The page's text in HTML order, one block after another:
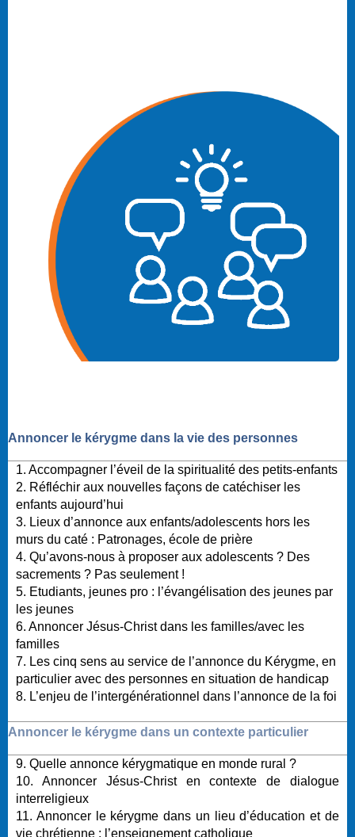
Annoncer le kérygme dans la vie des personnes
1. Accompagner l’éveil de la spiritualité des petits-enfants
2. Réfléchir aux nouvelles façons de catéchiser les
enfants aujourd’hui
3. Lieux d’annonce aux enfants/adolescents hors les
murs du caté : Patronages, école de prière
4. Qu’avons-nous à proposer aux adolescents ? Des
sacrements ? Pas seulement !
5. Etudiants, jeunes pro : l’évangélisation des jeunes par
les jeunes
6. Annoncer Jésus-Christ dans les familles/avec les
familles
7. Les cinq sens au service de l’annonce du Kérygme, en
particulier avec des personnes en situation de handicap
8. L’enjeu de l’intergénérationnel dans l’annonce de la foi
Annoncer le kérygme dans un contexte particulier
9. Quelle annonce kérygmatique en monde rural ?
10. Annoncer Jésus-Christ en contexte de dialogue
interreligieux
11. Annoncer le kérygme dans un lieu d’éducation et de
vie chrétienne : l’enseignement catholique